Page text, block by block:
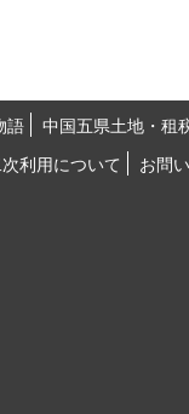
語 中国五県土地・租
利用について
お問